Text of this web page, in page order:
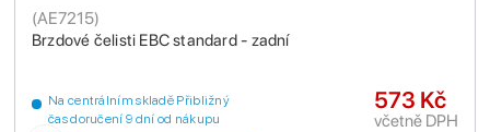
Brzdové čelisti EBC standard - zadní
(AE7215)
Na centrálním skladě Přibližný
čas doručení 9 dní od nákupu
573 Kč
včetně DPH